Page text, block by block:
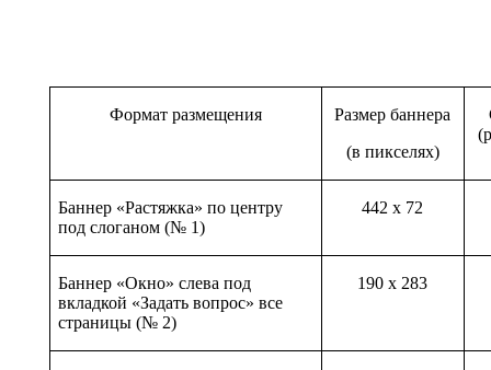
Формат размещения
Размер баннера
(в пикселях)
Баннер «Растяжка» по центру
под слоганом (№ 1)
442x 72
Баннер «Окно» слева под
вкладкой «Задать вопрос» все
страницы (№ 2)
190 x 283